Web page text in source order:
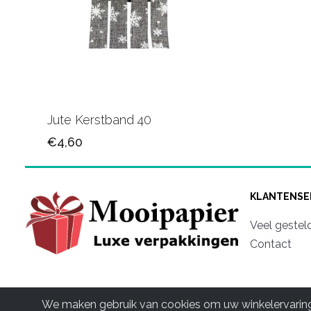
Jute Kerstband 40
€4,60
Veel
Contact
We maken gebruik van cookies om uw